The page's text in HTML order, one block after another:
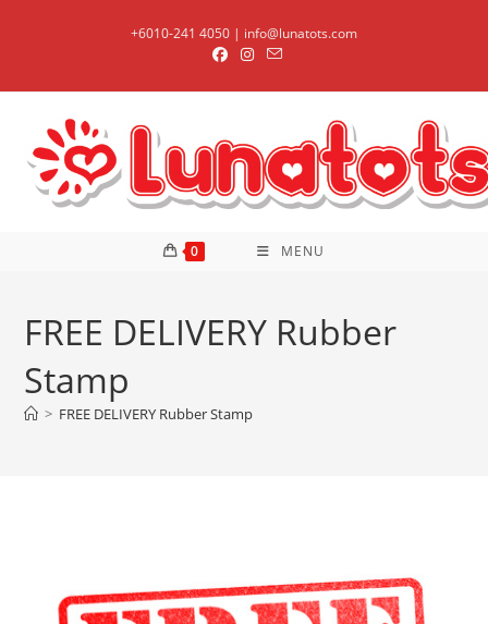
+6010-241 4050 | info@lunatots.com
0 MENU
FREE DELIVERY Rubber
Stamp
> FREE DELIVERY Rubber Stamp